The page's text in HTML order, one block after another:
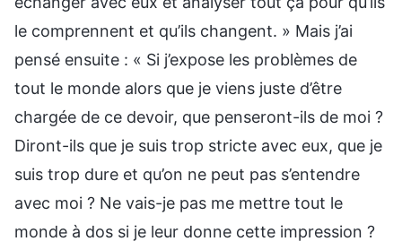
le comprennent et qu’ils changent. » Mais j’ai
pensé ensuite : « Si j’expose les problèmes de
tout le monde alors que je viens juste d’être
chargée de ce devoir, que penseront-ils de moi ?
Diront-ils que je suis trop stricte avec eux, que je
suis trop dure et qu’on ne peut pas s’entendre
avec moi ? Ne vais-je pas me mettre tout le
monde à dos si je leur donne cette impression ?